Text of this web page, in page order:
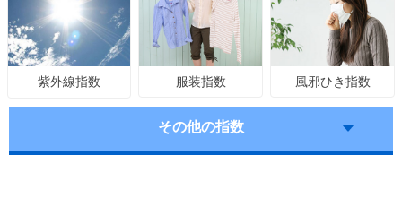
紫外線指数 服装指数 風邪ひき指数
その他の指数